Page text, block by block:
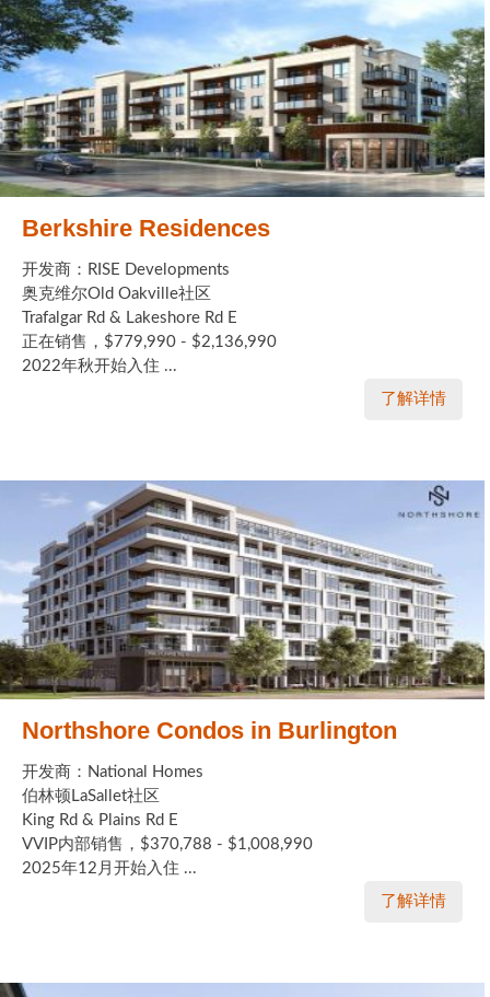
Berkshire Residences
开发商：RISE Developments
奥克维尔Old Oakville社区
Trafalgar Rd & Lakeshore Rd E
正在销售，$779,990 - $2,136,990
2022年秋开始入住 ...
了解详情
Northshore Condos in Burlington
开发商：National Homes
伯林顿LaSallet社区
King Rd & Plains Rd E
VVIP内部销售，$370,788 - $1,008,990
2025年12月开始入住 ...
了解详情